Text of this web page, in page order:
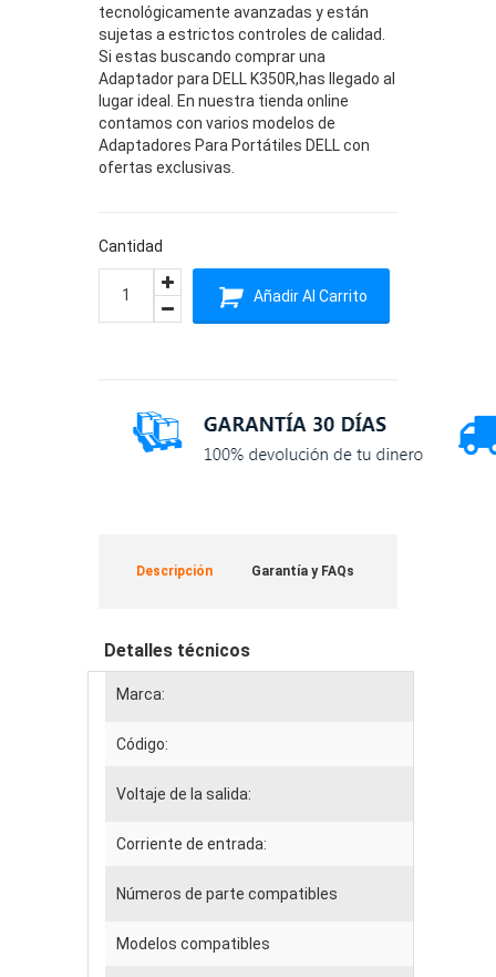
tecnológicamente avanzadas y están
sujetas a estrictos controles de calidad.
Si estas buscando comprar una
Adaptador para DELL K350R,has llegado al
lugar ideal. En nuestra tienda online
contamos con varios modelos de
Adaptadores Para Portátiles DELL con
ofertas exclusivas.
Cantidad
Añadir Al Carrito
Descripción Garantía y FAQs
Detalles técnicos
Marca:
Código:
Voltaje de la salida:
Corriente de entrada:
Números de parte compatibles
Modelos compatibles